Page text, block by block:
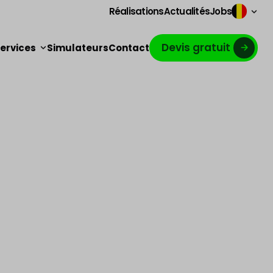
RéalisationsActualitésJobs
SimulateursContact Devis gratuit